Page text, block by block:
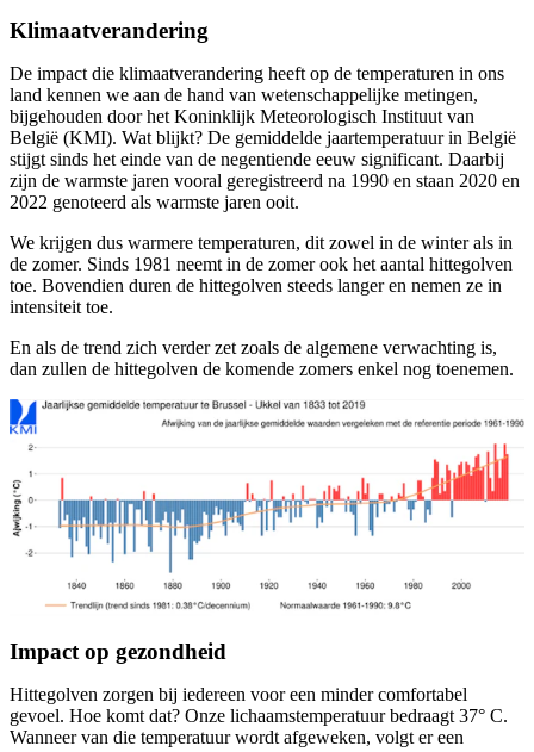
Klimaatverandering
De impact die klimaatverandering heeft op de temperaturen in ons
land kennen we aan de hand van wetenschappelijke metingen,
bijgehouden door het Koninklijk Meteorologisch Instituut van
België (KMI). Wat blijkt? De gemiddelde jaartemperatuur in België
stijgt sinds het einde van de negentiende eeuw significant. Daarbij
zijn de warmste jaren vooral geregistreerd na 1990 en staan 2020 en
2022 genoteerd als warmste jaren ooit.
We krijgen dus warmere temperaturen, dit zowel in de winter als in
de zomer. Sinds 1981 neemt in de zomer ook het aantal hittegolven
toe. Bovendien duren de hittegolven steeds langer en nemen ze in
intensiteit toe.
En als de trend zich verder zet zoals de algemene verwachting is,
dan zullen de hittegolven de komende zomers enkel nog toenemen.
Impact op gezondheid
Hittegolven zorgen bij iedereen voor een minder comfortabel
gevoel. Hoe komt dat? Onze lichaamstemperatuur bedraagt 37° C.
Wanneer van die temperatuur wordt afgeweken, volgt er een